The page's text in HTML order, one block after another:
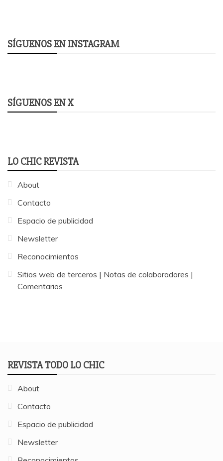
SÍGUENOS EN INSTAGRAM
SÍGUENOS EN X
LO CHIC REVISTA
About
Contacto
Espacio de publicidad
Newsletter
Reconocimientos
Sitios web de terceros | Notas de colaboradores |
Comentarios
REVISTA TODO LO CHIC
About
Contacto
Espacio de publicidad
Newsletter